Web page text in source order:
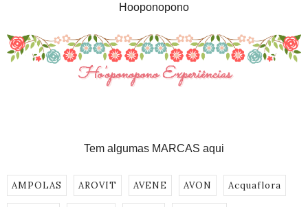
Hooponopono
Tem algumas MARCAS aqui
AMPOLAS AROVIT AVENE AVON Acquaflora